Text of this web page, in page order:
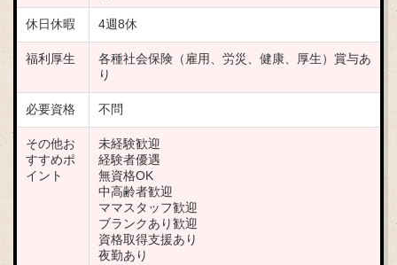
休日休暇 4週8休
福利厚生
各種社会保険（雇用、労災、健康、厚生）賞与あ
り
必要資格 不問
その他お
すすめポ
イント
未経験歓迎
経験者優遇
無資格OK
中高齢者歓迎
ママスタッフ歓迎
ブランクあり歓迎
資格取得支援あり
夜勤あり